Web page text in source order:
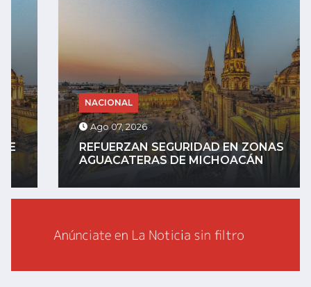
NACIONAL
Ago 07, 2026
REFUERZAN SEGURIDAD EN ZONAS
AGUACATERAS DE MICHOACÁN